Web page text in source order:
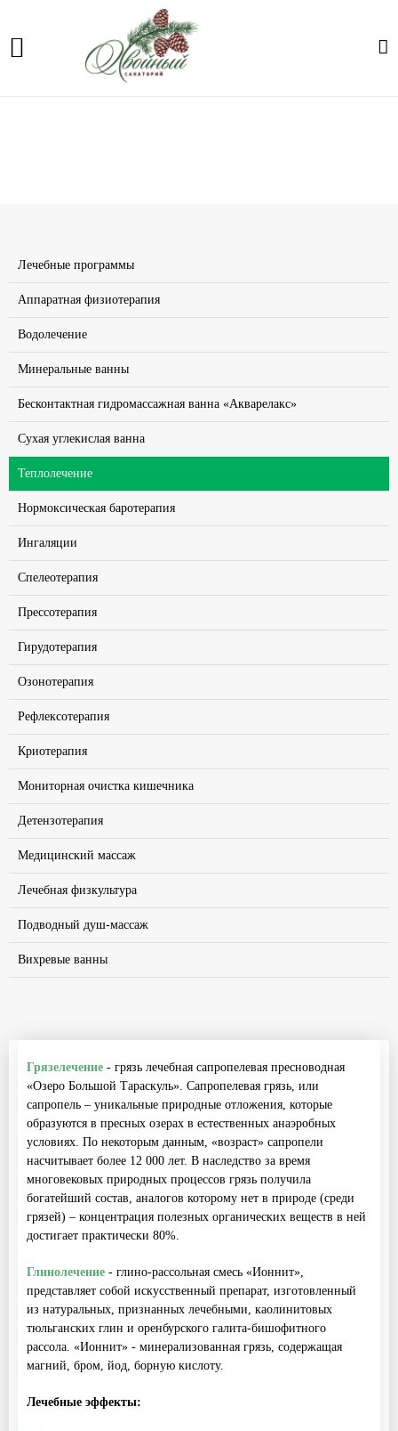
Лечебные программы
Аппаратная физиотерапия
Водолечение
Минеральные ванны
Бесконтактная гидромассажная ванна «Акварелакс»
Сухая углекислая ванна
Теплолечение
Нормоксическая баротерапия
Ингаляции
Спелеотерапия
Прессотерапия
Гирудотерапия
Озонотерапия
Рефлексотерапия
Криотерапия
Мониторная очистка кишечника
Детензотерапия
Медицинский массаж
Лечебная физкультура
Подводный душ-массаж
Вихревые ванны
Грязелечение - грязь лечебная сапропелевая пресноводная
«Озеро Большой Тараскуль». Сапропелевая грязь, или
сапропель – уникальные природные отложения, которые
образуются в пресных озерах в естественных анаэробных
условиях. По некоторым данным, «возраст» сапропели
насчитывает более 12 000 лет. В наследство за время
многовековых природных процессов грязь получила
богатейший состав, аналогов которому нет в природе (среди
грязей) – концентрация полезных органических веществ в ней
достигает практически 80%.
Глинолечение - глино-рассольная смесь «Ионнит»,
представляет собой искусственный препарат, изготовленный
из натуральных, признанных лечебными, каолинитовых
тюльганских глин и оренбурского галита-бишофитного
рассола. «Ионнит» - минерализованная грязь, содержащая
магний, бром, йод, борную кислоту.
Лечебные эффекты: